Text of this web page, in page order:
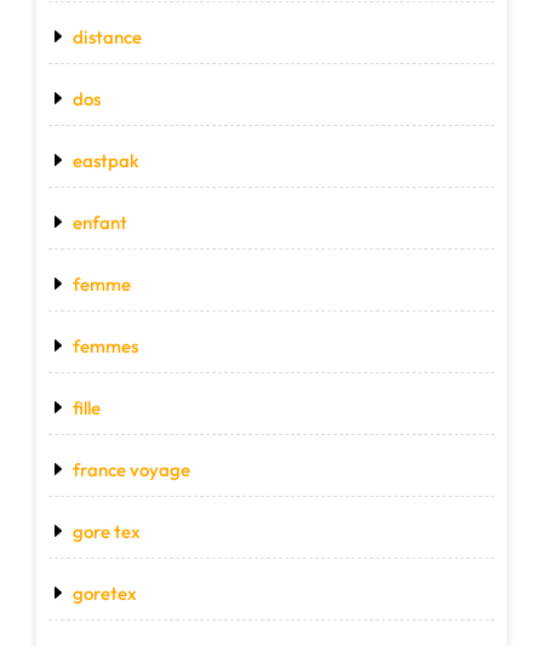
distance
dos
eastpak
enfant
femme
femmes
fille
france voyage
gore tex
goretex